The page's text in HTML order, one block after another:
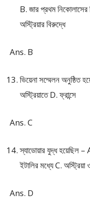
B. জার প্রথম
অস্ট্রিয়ার বিরুদ্ধে
Ans. B
ভিয়েনা সম্মেলন অনুষ্ঠিত
অস্ট্রিয়াতে D. ফ্রান্সে
Ans. C
স্যাডোয়ার যুদ্ধ হয়েছিল –
ইটালির মধ্যে C. অস্ট্রিয়া
Ans. D